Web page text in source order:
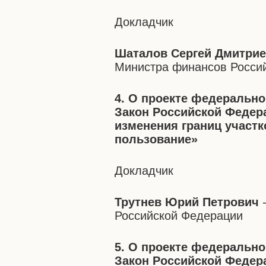
Докладчик
Шаталов Сергей
Министра финансов
4. О проекте
Закон Российской
изменения границ
пользование»
Докладчик
Трутнев Юрий Петрович
Российской Федерации
5. О проекте
Закон Российской